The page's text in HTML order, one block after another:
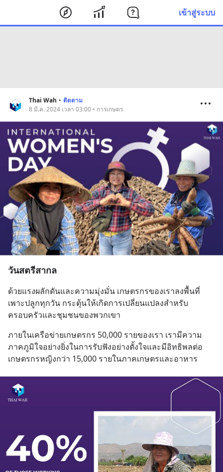
เข้าสู่ระบบ
Thai Wah • ติดตาม
8 มี.ค. 2024 เวลา 03:00 • การเกษตร
วันสตรีสากล
ด้วยแรงผลักดันและความมุ่งมั่น เกษตรกรของเราลงพื้นที่
เพาะปลูกทุกวัน กระตุ้นให้เกิดการเปลี่ยนแปลงสำหรับ
ครอบครัวและชุมชนของพวกเขา
ภายในเครือข่ายเกษตรกร 50,000 รายของเรา เรามีความ
ภาคภูมิใจอย่างยิ่งในการรับฟังอย่างตั้งใจและมีอิทธิพลต่อ
เกษตรกรหญิงกว่า 15,000 รายในภาคเกษตรและอาหาร